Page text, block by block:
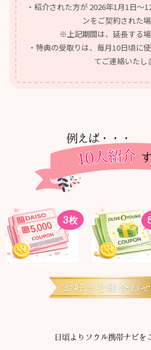
・紹介された方が 2026年1月1日〜
ンをご契約された
※上記期間は、延長する場
・特典の受取りは、毎月10日頃に
てご連絡いたし